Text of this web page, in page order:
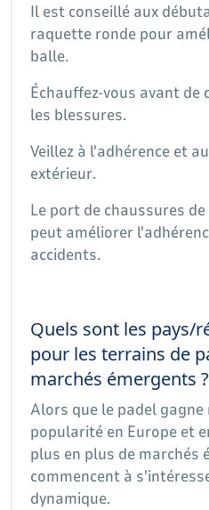
Il est conseillé aux
raquette ronde pour
balle.
Échauffez-vous avant de
les blessures.
Veillez à l'adhérence et
extérieur.
Le port de chaussures
peut améliorer
accidents.
Quels sont les pays/
pour les terrains de
marchés émergents ?
Alors que le padel
popularité en Europe et
plus en plus de marchés
commencent à
dynamique.